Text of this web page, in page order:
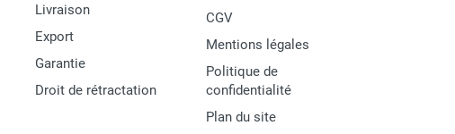
Livraison
Export
Garantie
Droit de rétractation
CGV
Mentions légales
Politique de
confidentialité
Plan du site